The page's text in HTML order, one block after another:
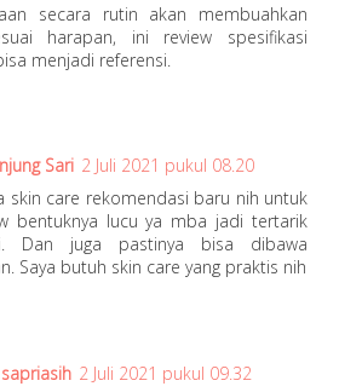
secara rutin akan membuahkan
harapan, ini review spesifikasi
menjadi referensi.
Sari 2 Juli 2021 pukul 08.20
skin care rekomendasi baru nih untuk
bentuknya lucu ya mba jadi tertarik
Dan juga pastinya bisa dibawa
Saya butuh skin care yang praktis nih
2 Juli 2021 pukul 09.32